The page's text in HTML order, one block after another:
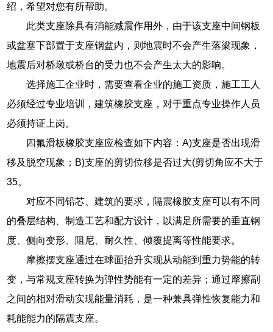
绍，希望对您有所帮助。
此类支座除具有消能减震作用外，由于该支座中间钢板
或盆塞下部置于支座钢盆内，则地震时不会产生落梁现象，
地震后对桥墩或桥台的受力也不会产生太大的影响。
选择施工企业时，需要查看企业的施工资质，施工工人
必须经过专业培训，建筑橡胶支座，对于重点专业操作人员
必须持证上岗。
四氟滑板橡胶支座应检查如下内容：A)支座是否出现滑
移及脱空现象；B)支座的剪切位移是否过大(剪切角应不大于
35。
对应不同铅芯、建筑的要求，隔震橡胶支座可以有不同
的叠层结构、制造工艺和配方设计，以满足所需要的垂直钢
度、侧向变形、阻尼、耐久性、倾覆提离等性能要求。
摩擦摆支座通过在球面抬升实现从动能到重力势能的转
变，与常规支座转换为弹性势能有一定的差异；通过摩擦副
之间的相对滑动实现能量消耗，是一种兼具弹性恢复能力和
耗能能力的隔震支座。